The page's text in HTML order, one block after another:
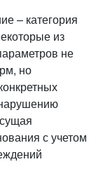
– категория
из
не
но
с учетом